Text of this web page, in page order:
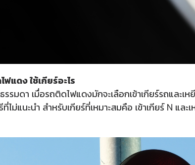
แดง ใช้เกียร์อะไร
รรมดา เมื่อรถติดไฟแดงมักจะเลือกเข้าเกียร์รถแล
ไม่แนะนำ สำหรับเกียร์ที่เหมาะสมคือ เข้าเกียร์ N แล